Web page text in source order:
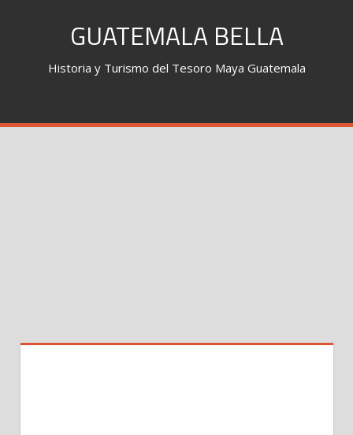
GUATEMALA BELLA
Historia y Turismo del Tesoro Maya Guatemala